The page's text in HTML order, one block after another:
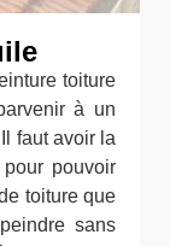
toiture
à un
faut avoir la
pouvoir
toiture que
sans